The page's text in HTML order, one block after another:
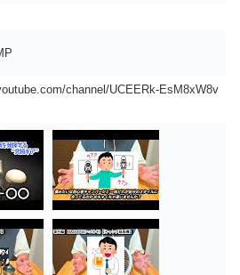
channel/UCEERk-EsM8xW8v